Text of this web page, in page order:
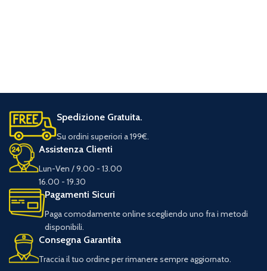
Spedizione Gratuita.
Su ordini superiori a 199€.
Assistenza Clienti
Lun-Ven / 9.00 - 13.00
16.00 - 19.30
Pagamenti Sicuri
Paga comodamente online scegliendo uno fra i metodi
disponibili.
Consegna Garantita
Traccia il tuo ordine per rimanere sempre aggiornato.